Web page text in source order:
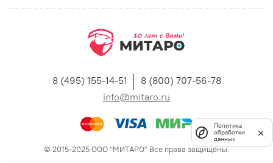
8 (495) 155-14-51
8 (800) 707-56-78
info@mitaro.ru
© 2015-2025 ООО "МИТАРО" Все права защищены.
Политика
обработки
данных